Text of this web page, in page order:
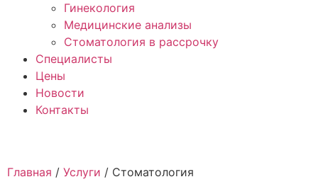
Гинекология
Медицинские анализы
Стоматология в рассрочку
Специалисты
Цены
Новости
Контакты
Главная / Услуги / Стоматология